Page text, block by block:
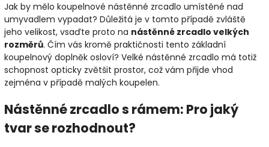
Jak by mělo koupelnové nástěnné zrcadlo umístěné nad
umyvadlem vypadat? Důležitá je v tomto případě zvláště
jeho velikost, vsaďte proto na nástěnné zrcadlo velkých
rozměrů. Čím vás kromě praktičnosti tento základní
koupelnový doplněk osloví? Velké nástěnné zrcadlo má totiž
schopnost opticky zvětšit prostor, což vám přijde vhod
zejména v případě malých koupelen.
Nástěnné zrcadlo s rámem: Pro jaký
tvar se rozhodnout?